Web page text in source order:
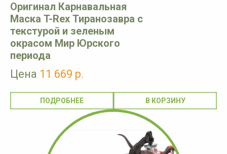
Оригинал Карнавальная
Маска T-Rex Тиранозавра с
текстурой и зеленым
окрасом Мир Юрского
периода
Цена 11 669 р.
ПОДРОБНЕЕ